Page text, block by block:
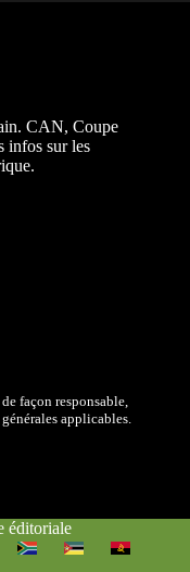
CAN, Coupe
infos sur les
façon responsable,
applicables.
éditoriale